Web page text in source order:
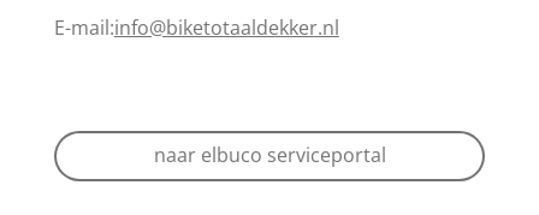
E-mail:info@biketotaaldekker.nl
naar elbuco serviceportal